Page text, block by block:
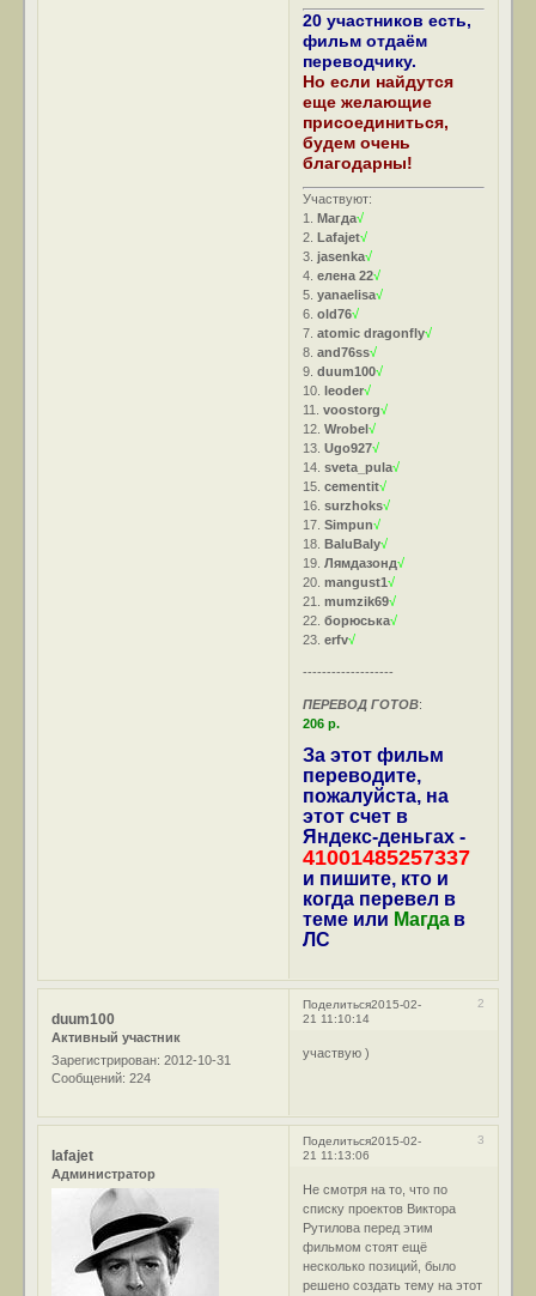
20 участников есть,
фильм отдаём
переводчику.
Но если найдутся
еще желающие
присоединиться,
будем очень
благодарны!
Участвуют:
1.Магда√
2.Lafajet√
3.jasenka√
4.елена 22√
5.yanaelisa√
6.old76√
7.atomic dragonfly√
8.and76ss√
9.duum100√
10.leoder√
11.voostorg√
12.Wrobel√
13.Ugo927√
14.sveta_pula√
15.cementit√
16.surzhoks√
17.Simpun√
18.BaluBaly√
19.Лямдазонд√
20.mangust1√
21.mumzik69√
22.борюська√
23.erfv√
-------------------
ПЕРЕВОД ГОТОВ:
206 р.
За этот фильм
переводите,
пожалуйста, на
этот счет в
Яндекс-деньгах -
41001485257337
и пишите, кто и
когда перевел в
теме или Магда в
ЛС
Поделиться 2
2015-02-
21 11:10:14
duum100
Активный участник
Зарегистрирован: 2012-10-31
Сообщений: 224
участвую )
Поделиться 3
2015-02-
21 11:13:06
lafajet
Администратор
Не смотря на то, что по
списку проектов Виктора
Рутилова перед этим
фильмом стоят ещё
несколько позиций, было
решено создать тему на этот